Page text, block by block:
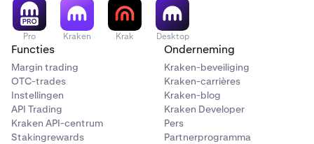
Pro Kraken Krak Desktop
Functies
Margin trading
OTC-trades
Instellingen
API Trading
Kraken API-centrum
Stakingrewards
Onderneming
Kraken-beveiliging
Kraken-carrières
Kraken-blog
Kraken Developer
Pers
Partnerprogramma